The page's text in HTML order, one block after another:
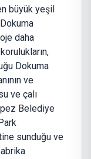
büyük yeşil
daha
Dokuma
ve
ve çalı
Belediye
sunduğu ve